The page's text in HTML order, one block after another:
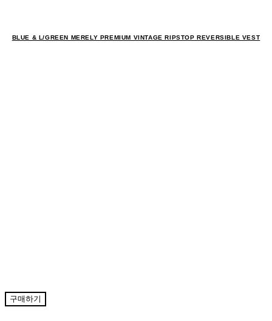
BLUE & L/GREEN MERELY PREMIUM VINTAGE RIPSTOP REVERSIBLE VEST
구매하기